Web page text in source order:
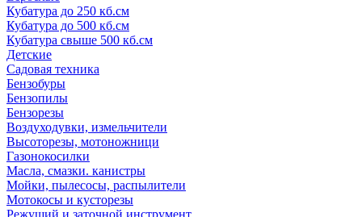
Кубатура до 250 кб.см
Кубатура до 500 кб.см
Кубатура свыше 500 кб.см
Детские
Садовая техника
Бензобуры
Бензопилы
Бензорезы
Воздуходувки, измельчители
Высоторезы, мотоножници
Газонокосилки
Масла, смазки. канистры
Мойки, пылесосы, распылители
Мотокосы и кусторезы
Режущий и заточной инструмент